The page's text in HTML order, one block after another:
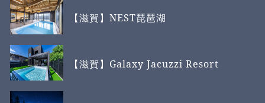
【滋賀】NEST琵琶湖
【滋賀】Galaxy Jacuzzi Resort